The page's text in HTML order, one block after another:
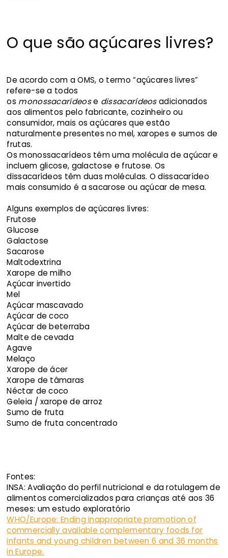
O que são açúcares livres?
De acordo com a OMS, o termo “açúcares livres”
refere-se a todos
os monossacarídeose dissacarídeosadicionados
aos alimentos pelo fabricante, cozinheiro ou
consumidor, mais os açúcares que estão
naturalmente presentes no mel, xaropes e sumos de
frutas.
Os monossacarídeos têm uma molécula de açúcar e
incluem glicose, galactose e frutose. Os
dissacarídeos têm duas moléculas. O dissacarídeo
mais consumido é a sacarose ou açúcar de mesa.
Alguns exemplos de açúcares livres:
Frutose
Glucose
Galactose
Sacarose
Maltodextrina
Xarope de milho
Açúcar invertido
Mel
Açúcar mascavado
Açúcar de coco
Açúcar de beterraba
Malte de cevada
Agave
Melaço
Xarope de ácer
Xarope de tâmaras
Néctar de coco
Geleia / xarope de arroz
Sumo de fruta
Sumo de fruta concentrado
Fontes:
INSA: Avaliação do perfil nutricional e da rotulagem de
alimentos comercializados para crianças até aos 36
meses: um estudo exploratório
WHO/Europe: Ending inappropriate promotion of
commercially available complementary foods for
infants and young children between 6 and 36 months
in Europe.